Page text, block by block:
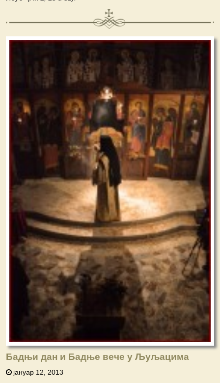
Бадњи дан и Бадње вече у Љуљацима
јануар 12, 2013